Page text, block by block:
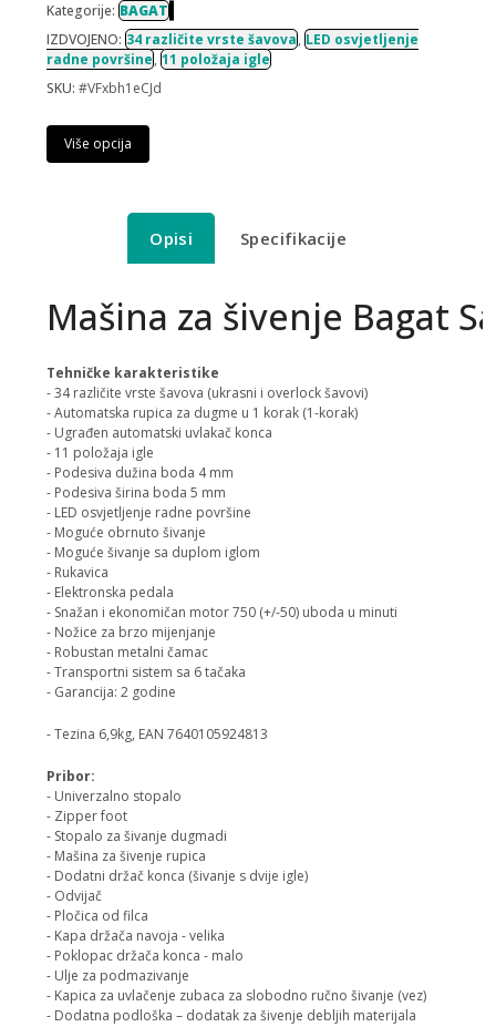
Kategorije: BAGAT
IZDVOJENO: 34 različite vrste šavova, LED osvjetljenje
radne površine, 11 položaja igle
SKU: #VFxbh1eCJd
Više opcija
Opisi Specifikacije
Mašina za šivenje Bagat
Tehničke karakteristike
- 34 različite vrste šavova (ukrasni i overlock šavovi)
- Automatska rupica za dugme u 1 korak (1-korak)
- Ugrađen automatski uvlakač konca
- 11 položaja igle
- Podesiva dužina boda 4 mm
- Podesiva širina boda 5 mm
- LED osvjetljenje radne površine
- Moguće obrnuto šivanje
- Moguće šivanje sa duplom iglom
- Rukavica
- Elektronska pedala
- Snažan i ekonomičan motor 750 (+/-50) uboda u minuti
- Nožice za brzo mijenjanje
- Robustan metalni čamac
- Transportni sistem sa 6 tačaka
- Garancija: 2 godine
- Tezina 6,9kg, EAN 7640105924813
Pribor:
- Univerzalno stopalo
- Zipper foot
- Stopalo za šivanje dugmadi
- Mašina za šivenje rupica
- Dodatni držač konca (šivanje s dvije igle)
- Odvijač
- Pločica od filca
- Kapa držača navoja - velika
- Poklopac držača konca - malo
- Ulje za podmazivanje
- Kapica za uvlačenje zubaca za slobodno ručno šivanje (vez)
- Dodatna podloška – dodatak za šivenje debljih materijala